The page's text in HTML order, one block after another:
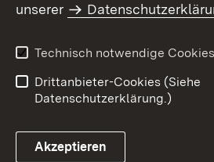
Benutzungshinweise
unserer
Technisch notwendige Cookies
Drittanbieter-Cookies (Siehe
Datenschutzerklärung.)
Akzeptieren